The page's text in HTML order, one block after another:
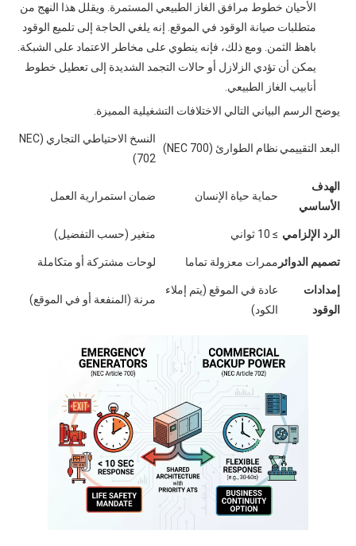
الأحيان خطوط مرافق الغاز الطبيعي المستمرة. ويقلل هذا النهج من
متطلبات صيانة الوقود في الموقع. إنه يلغي الحاجة إلى تلميع الوقود
باهظ الثمن. ومع ذلك، فإنه ينطوي على مخاطر الاعتماد على الشبكة.
يمكن أن تؤدي الزلازل أو حالات التجمد الشديدة إلى تعطيل خطوط
أنابيب الغاز الطبيعي.
يوضح الرسم البياني التالي الاختلافات التشغيلية المميزة.
البعد التقييمي نظام الطوارئ (NEC 700)
النسخ الاحتياطي التجاري (NEC
702)
الهدف
الأساسي
حماية حياة الإنسان ضمان استمرارية العمل
الرد الإلزامي ≥ 10 ثواني متغير (حسب التفضيل)
تصميم الدوائر ممرات معزولة تماما لوحات مشتركة أو متكاملة
إمدادات
الوقود
عادة في الموقع (يتم إملاء
الكود)
مرنة (المنفعة أو في الموقع)